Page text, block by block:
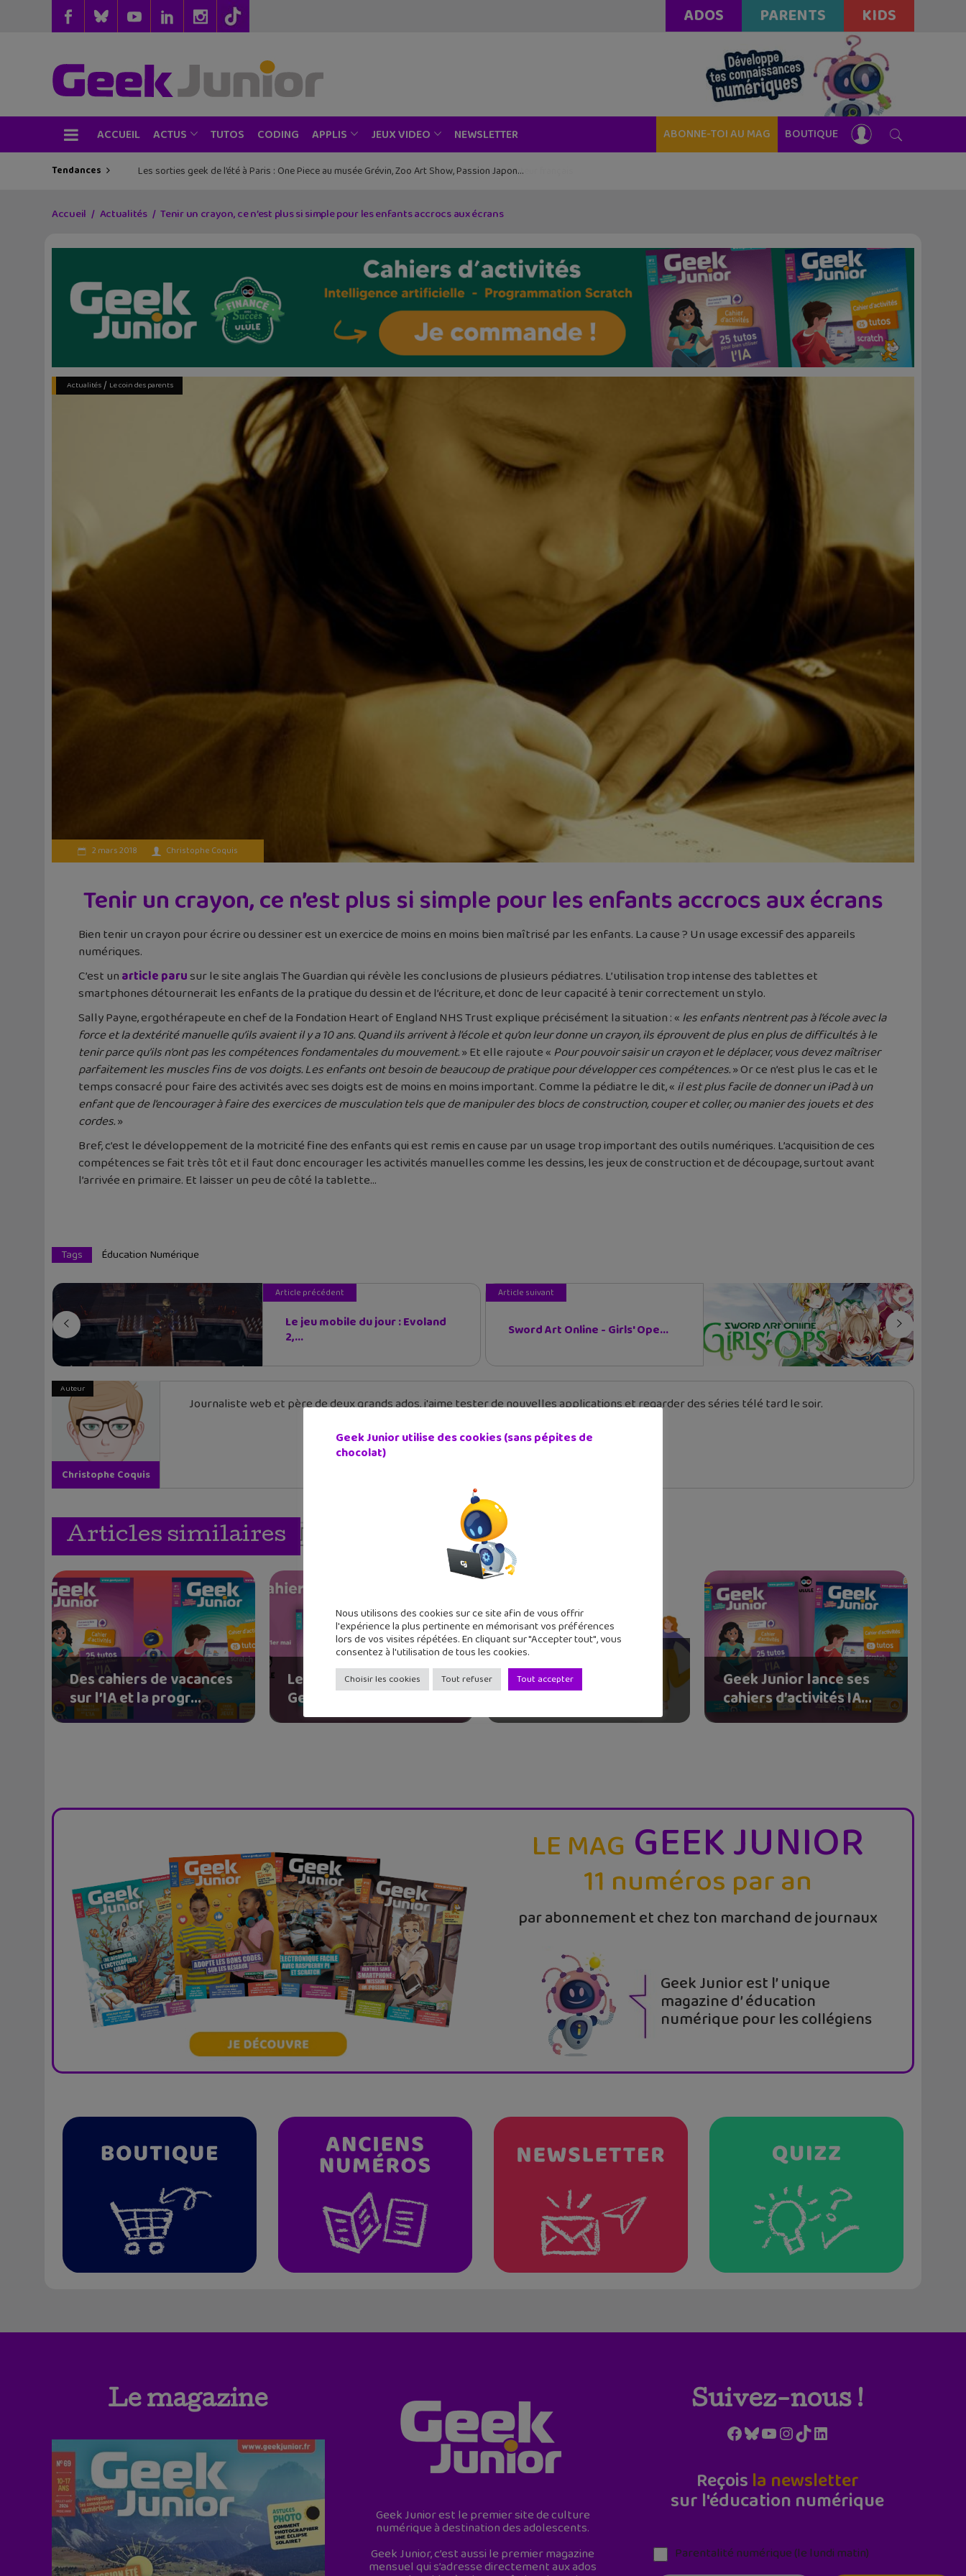
ADOS PARENTS KIDS
ACCUEIL ACTUS TUTOS CODING APPLIS JEUX VIDEO NEWSLETTER ABONNE-TOI AU MAG BOUTIQUE
Tendances Les sorties geek de l’été à Paris : One Piece au musée Grévin, Zoo Art Show, Passion Japon…
Accueil Actualités Tenir un crayon, ce n’est plus si simple pour les enfants accrocs aux écrans
Actualités/ Le coin des parents
2 mars 2018 Christophe Coquis
Tenir un crayon, ce n’est plus si simple pour les enfants accrocs aux écrans
Bien tenir un crayon pour écrire ou dessiner est un exercice de moins en moins bien maîtrisé par les enfants. La cause ? Un usage excessif des appareils
numériques.
C’est unarticle parusur le site anglais The Guardian qui révèle les conclusions de plusieurs pédiatres. L’utilisation trop intense des tablettes et
smartphones détournerait les enfants de la pratique du dessin et de l’écriture, et donc de leur capacité à tenir correctement un stylo.
Sally Payne, ergothérapeute en chef de la Fondation Heart of England NHS Trust explique précisément la situation : «les enfants n’entrent pas à l’école avec la
force et la dextérité manuelle qu’ils avaient il y a 10 ans. Quand ils arrivent à l’école et qu’on leur donne un crayon, ils éprouvent de plus en plus de difficultés à le
tenir parce qu’ils n’ont pas les compétences fondamentales du mouvement.» Et elle rajoute «Pour pouvoir saisir un crayon et le déplacer, vous devez maîtriser
parfaitement les muscles fins de vos doigts. Les enfants ont besoin de beaucoup de pratique pour développer ces compétences.» Or ce n’est plus le cas et le
temps consacré pour faire des activités avec ses doigts est de moins en moins important. Comme la pédiatre le dit, «il est plus facile de donner un iPad à un
enfant que de l’encourager à faire des exercices de musculation tels que de manipuler des blocs de construction, couper et coller, ou manier des jouets et des
cordes.»
Bref, c’est le développement de la motricité fine des enfants qui est remis en cause par un usage trop important des outils numériques. L’acquisition de ces
compétences se fait très tôt et il faut donc encourager les activités manuelles comme les dessins, les jeux de construction et de découpage, surtout avant
l’arrivée en primaire. Et laisser un peu de côté la tablette…
Tags Éducation Numérique
Article précédent
Le jeu mobile du jour : Evoland
2,...
Article suivant
Sword Art Online - Girls' Ope...
Auteur
Christophe Coquis
Journaliste web et père de deux grands ados, j'aime tester de nouvelles applications et regarder des séries télé tard le soir.
Articles similaires
Des cahiers de vacances
sur l’IA et la progr...
Les cahiers d’activités
Geek Junior sur l&rs...
Certification Pix pour
les collégiens : c’est le
m...
Geek Junior lance ses
cahiers d’activités IA...
LE MAG GEEK JUNIOR
11 numéros par an
par abonnement et chez ton marchand de journaux
Geek Junior est l’ unique
magazine d’ éducation
numérique pour les collégiens
Le magazine
Geek Junior est le premier site de culture
numérique à destination des adolescents.
Geek Junior, c’est aussi le premier magazine
mensuel qui s’adresse directement aux ados
Suivez-nous !
Facebook
Bluesky
YouTube
Instagram
TikTokLinkedIn
Reçois la newsletter
sur l'éducation numérique
Parentalité numérique (le lundi matin)
Geek Junior utilise des cookies (sans pépites de
chocolat)
Nous utilisons des cookies sur ce site afin de vous offrir
l'expérience la plus pertinente en mémorisant vos préférences
lors de vos visites répétées. En cliquant sur "Accepter tout", vous
consentez à l'utilisation de tous les cookies.
Choisir les cookies Tout refuser Tout accepter